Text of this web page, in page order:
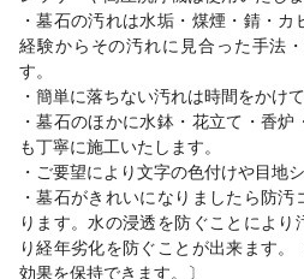
・墓石の汚れは水垢・煤煙・錆・
経験からその汚れに見合った手法
す。
・簡単に落ちない汚れは時間をかけ
・墓石のほかに水鉢・花立て・香
も丁寧に施工いたします。
・ご要望により文字の色付けや目地
・墓石がきれいになりましたら防
ります。水の浸透を防ぐことによ
り経年劣化を防ぐことが出来ます
効果を保持できます。〕